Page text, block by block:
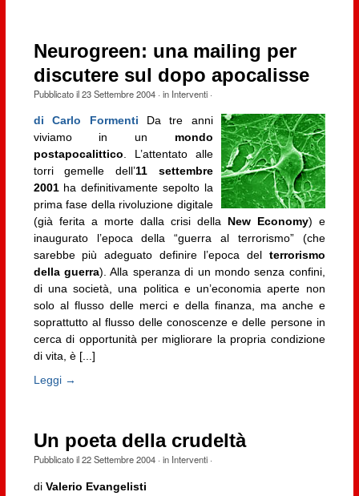
Neurogreen: una mailing per
discutere sul dopo apocalisse
Pubblicato il23 Settembre 2004· in Interventi·
di Carlo Formenti
Da tre anni
viviamo in un mondo
postapocalittico. L’attentato alle
torri gemelle dell’11 settembre
2001ha definitivamente sepolto la
prima fase della rivoluzione digitale
(già ferita a morte dalla crisi della New Economy) e
inaugurato l’epoca della “guerra al terrorismo” (che
sarebbe più adeguato definire l’epoca del terrorismo
della guerra). Alla speranza di un mondo senza confini,
di una società, una politica e un’economia aperte non
solo al flusso delle merci e della finanza, ma anche e
soprattutto al flusso delle conoscenze e delle persone in
cerca di opportunità per migliorare la propria condizione
di vita, è [...]
Leggi →
Un poeta della crudeltà
Pubblicato il22 Settembre 2004· in Interventi·
di Valerio Evangelisti